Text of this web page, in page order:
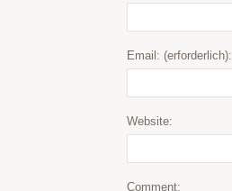
Email: (erforderlich):
Website:
Comment: